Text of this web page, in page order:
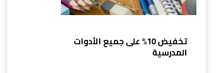
تخفيض 10% على جميع الأدوات
المدرسية